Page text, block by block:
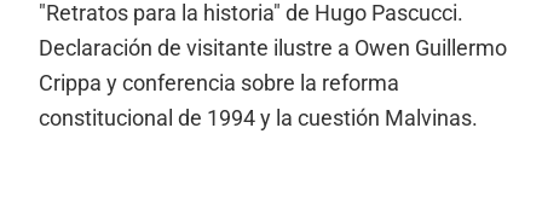
"Retratos para la historia" de Hugo Pascucci.
Declaración de visitante ilustre a Owen Guillermo
Crippa y conferencia sobre la reforma
constitucional de 1994 y la cuestión Malvinas.